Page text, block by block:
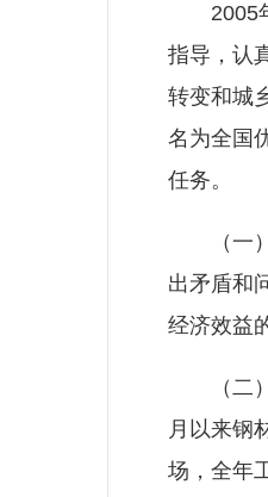
2005年
指导，认
转变和城
名为全国
任务。
（一）
出矛盾和
经济效益
（二）
月以来钢
场，全年